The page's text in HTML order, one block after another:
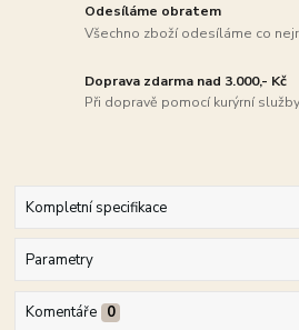
Odesíláme obratem
Všechno zboží odesíláme co
Doprava zdarma nad 3.000,- Kč
Při dopravě pomocí kurýrní
Kompletní specifikace
Parametry
Komentáře 0